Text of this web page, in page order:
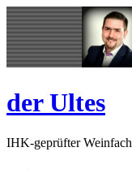
Skip
to
content
Open
Sidebar
der Ultes
IHK-geprüfter